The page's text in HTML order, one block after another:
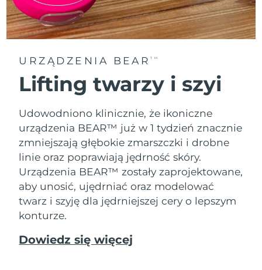
URZĄDZENIA BEARTM
Lifting twarzy i szyi
Udowodniono klinicznie, że ikoniczne
urządzenia BEAR™ już w 1 tydzień znacznie
zmniejszają głębokie zmarszczki i drobne
linie oraz poprawiają jędrność skóry.
Urządzenia BEAR™ zostały zaprojektowane,
aby unosić, ujędrniać oraz modelować
twarz i szyję dla jędrniejszej cery o lepszym
konturze.
Dowiedz się więcej
Tajlandia
Oczekiwany czas dostawy
8/14/26
Zjednoczone Emiraty
Oczekiwany czas dostawy
Wielka Brytania
Oczekiwany czas dostawy
8/10/26
Stany Zjednoczone
Oczekiwany czas dostawy
8/11/26
Uzbekistan
8/15/26
Wietnam